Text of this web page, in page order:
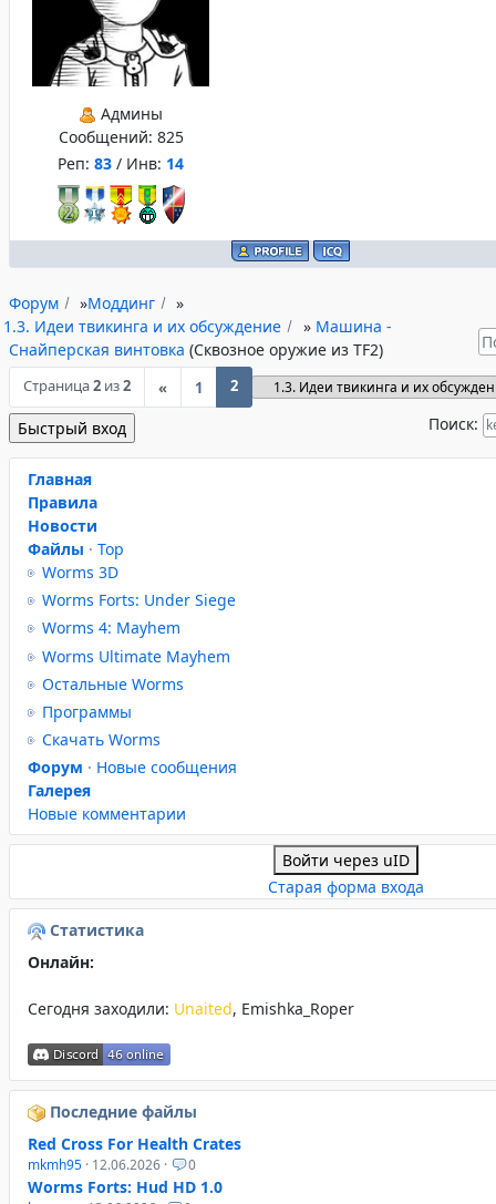
Админы
Сообщений: 825
Реп: 83 / Инв: 14
Форум »Моддинг
»
1.3. Идеи твикинга и их обсуждение
» Машина -
Снайперская винтовка (Сквозное оружие из TF2)
Страница2 из2 « 1 2
Поиск:
Главная
Правила
Новости
Файлы · Top
Worms 3D
Worms Forts: Under Siege
Worms 4: Mayhem
Worms Ultimate Mayhem
Остальные Worms
Программы
Скачать Worms
Форум · Новые сообщения
Галерея
Новые комментарии
Войти через uID
Старая форма входа
Статистика
Онлайн:
Сегодня заходили: Unaited, Emishka_Roper
Последние файлы
Red Cross For Health Crates
mkmh95 · 12.06.2026 · 0
Worms Forts: Hud HD 1.0